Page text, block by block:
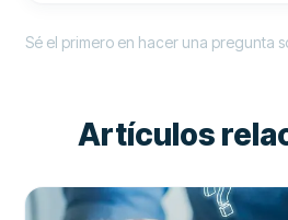
Sé el primero en hacer una pregunta
Artículos